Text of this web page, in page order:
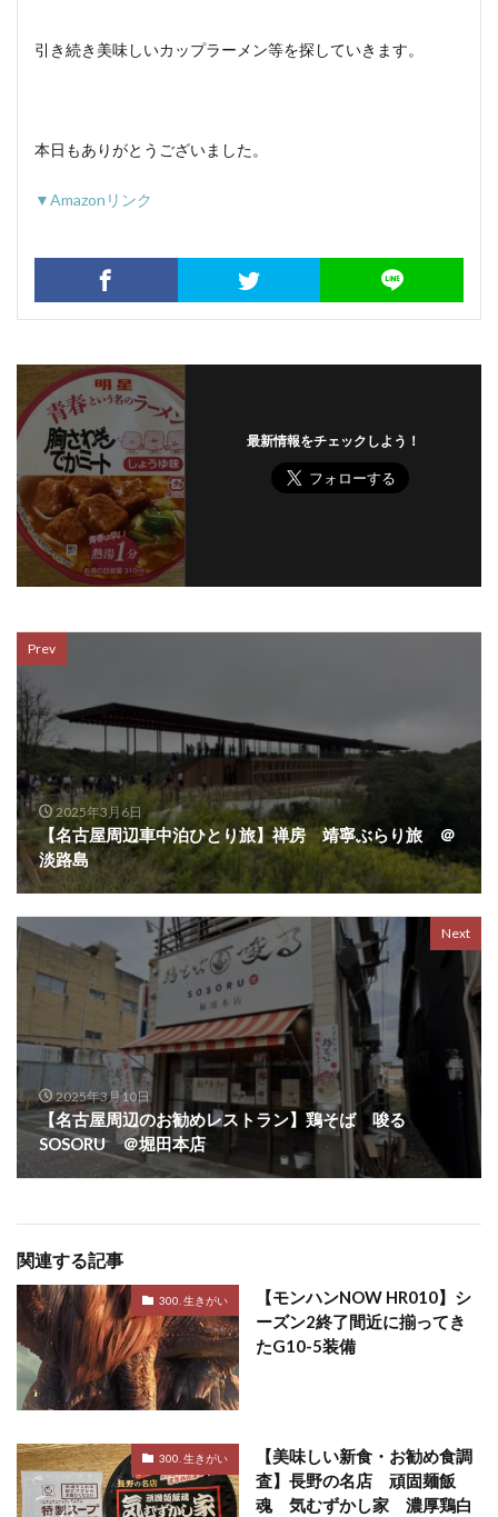
引き続き美味しいカップラーメン等を探していきます。
本日もありがとうございました。
▼Amazonリンク
最新情報をチェックしよう！
Prev
2025年3月6日
【名古屋周辺車中泊ひとり旅】禅房 靖寧ぶらり旅 ＠
淡路島
Next
2025年3月10日
【名古屋周辺のお勧めレストラン】鶏そば 唆る
SOSORU ＠堀田本店
関連する記事
300. 生きがい
【モンハンNOW HR010】シ
ーズン2終了間近に揃ってき
たG10-5装備
300. 生きがい
【美味しい新食・お勧め食調
査】長野の名店 頑固麺飯
魂 気むずかし家 濃厚鶏白